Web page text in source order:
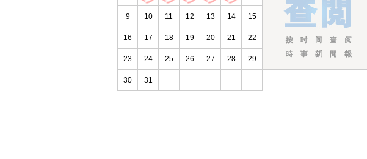
9 10 11 12 13 14 15
16 17 18 19 20 21 22
23 24 25 26 27 28 29
30 31